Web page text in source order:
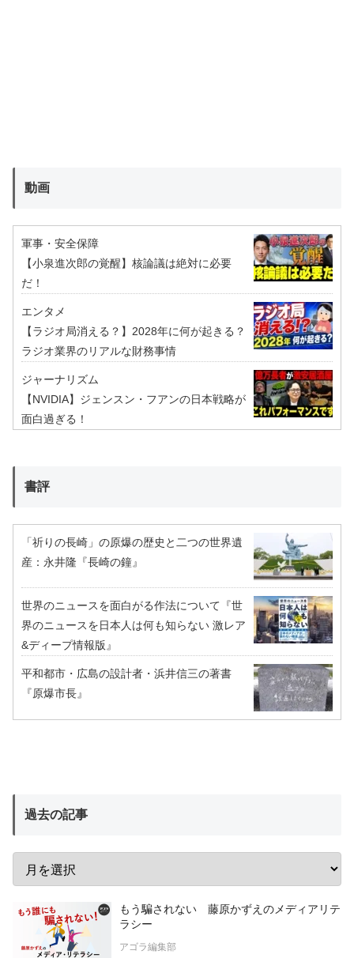
動画
軍事・安全保障
【小泉進次郎の覚醒】核論議は絶対に必要
だ！
エンタメ
【ラジオ局消える？】2028年に何が起きる？
ラジオ業界のリアルな財務事情
ジャーナリズム
【NVIDIA】ジェンスン・フアンの日本戦略が
面白過ぎる！
書評
「祈りの長崎」の原爆の歴史と二つの世界遺
産：永井隆『長崎の鐘』
世界のニュースを面白がる作法について『世
界のニュースを日本人は何も知らない 激レア
&ディープ情報版』
平和都市・広島の設計者・浜井信三の著書
『原爆市長』
過去の記事
もう騙されない 藤原かずえのメディアリテ
ラシー
アゴラ編集部